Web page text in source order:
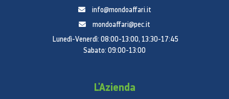
info@mondoaffari.it
mondoaffari@pec.it
Lunedì-Venerdì: 08:00-13:00, 13:30-17:45
Sabato: 09:00-13:00
L'Azienda